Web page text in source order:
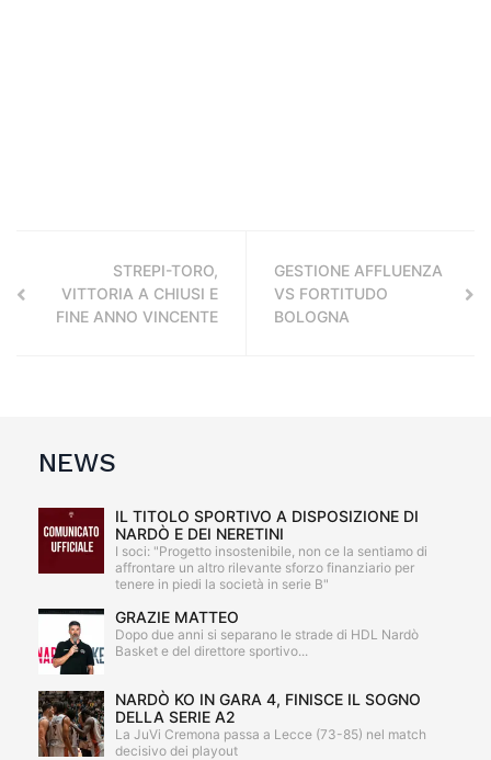
STREPI-TORO,
VITTORIA A CHIUSI E
FINE ANNO VINCENTE
GESTIONE AFFLUENZA
VS FORTITUDO
BOLOGNA
NEWS
IL TITOLO SPORTIVO A DISPOSIZIONE DI
NARDÒ E DEI NERETINI
I soci: "Progetto insostenibile, non ce la sentiamo di
affrontare un altro rilevante sforzo finanziario per
tenere in piedi la società in serie B"
GRAZIE MATTEO
Dopo due anni si separano le strade di HDL Nardò
Basket e del direttore sportivo...
NARDÒ KO IN GARA 4, FINISCE IL SOGNO
DELLA SERIE A2
La JuVi Cremona passa a Lecce (73-85) nel match
decisivo dei playout